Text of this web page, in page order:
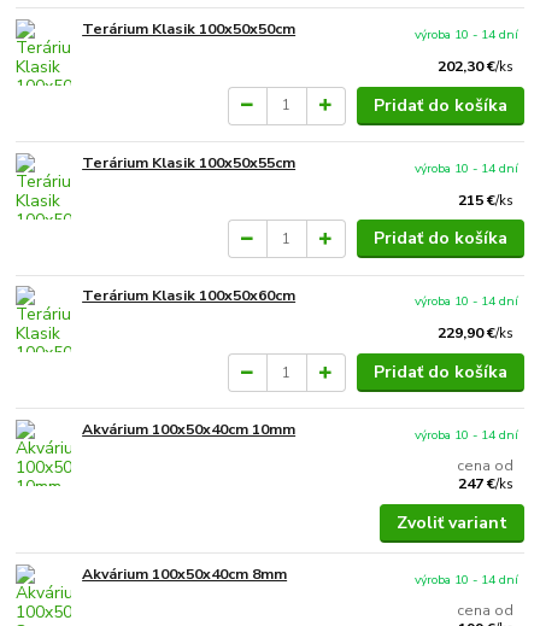
Terárium Klasik 100x50x50cm
202,30 €/ks
výroba 10 - 14 dní
Pridať do košíka
Terárium Klasik 100x50x55cm
215 €/ks
výroba 10 - 14 dní
Pridať do košíka
Terárium Klasik 100x50x60cm
229,90 €/ks
výroba 10 - 14 dní
Pridať do košíka
Akvárium 100x50x40cm 10mm
cena od
247 €/ks
výroba 10 - 14 dní
Zvoliť variant
Akvárium 100x50x40cm 8mm
cena od
výroba 10 - 14 dní